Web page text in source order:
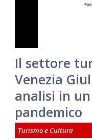
Il settore
Venezia
analisi in
pandemico
Turismo e Cultura